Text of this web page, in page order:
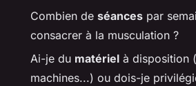
Combien de séances par
consacrer à la musculation ?
Ai-je du matériel à disposition
machines...) ou dois-je